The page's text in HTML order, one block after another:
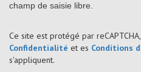
champ de saisie libre.
Ce site est protégé par
Confidentialité et es Conditions
s'appliquent.